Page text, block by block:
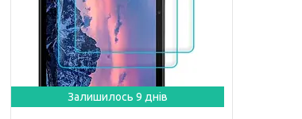
Залишилось 9 днів